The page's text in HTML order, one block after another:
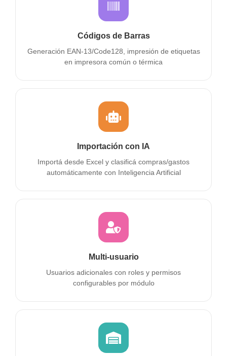
Códigos de Barras
Generación EAN-13/Code128, impresión de etiquetas
en impresora común o térmica
Importación con IA
Importá desde Excel y clasificá compras/gastos
automáticamente con Inteligencia Artificial
Multi-usuario
Usuarios adicionales con roles y permisos
configurables por módulo